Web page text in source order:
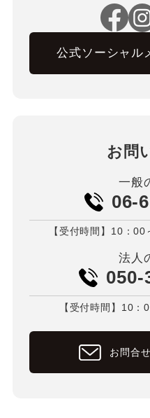
公式ソーシャル
お問
一般
06-
【受付時間】10：
法人
050-
【受付時間】10：
お問合